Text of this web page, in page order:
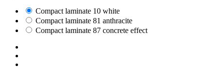
Compact laminate 10 white
Compact laminate 81 anthracite
Compact laminate 87 concrete effect